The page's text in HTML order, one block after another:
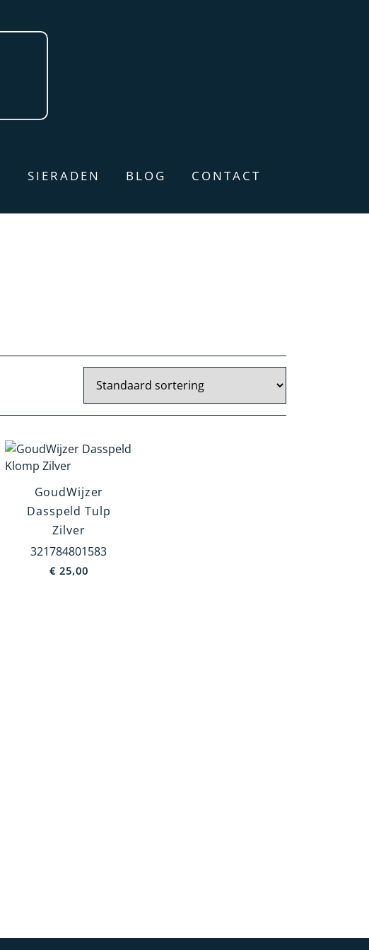
SIERADEN BLOG CONTACT
GoudWijzer
Dasspeld Tulp
Zilver
321784801583
€ 25,00